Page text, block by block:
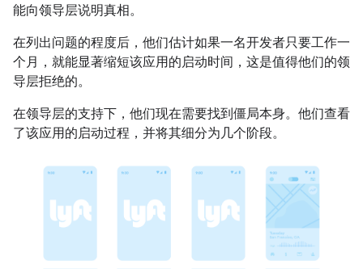
能向领导层说明真相。
在列出问题的程度后，他们估计如果一名开发者只要工作一
个月，就能显著缩短该应用的启动时间，这是值得他们的领
导层拒绝的。
在领导层的支持下，他们现在需要找到僵局本身。他们查看
了该应用的启动过程，并将其细分为几个阶段。